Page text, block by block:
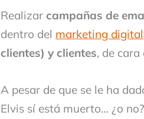
Realizar campañas de
dentro del marketing digital
clientes) y clientes, de
A pesar de que se le ha
Elvis sí está muerto… ¿o